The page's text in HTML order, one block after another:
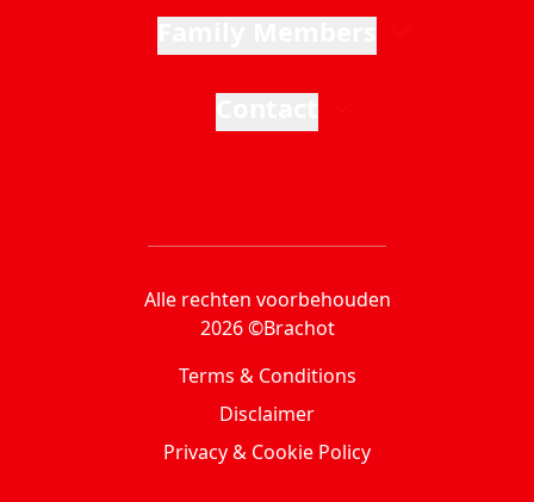
Alle rechten voorbehouden
2026 ©Brachot
Terms & Conditions
Disclaimer
Privacy & Cookie Policy